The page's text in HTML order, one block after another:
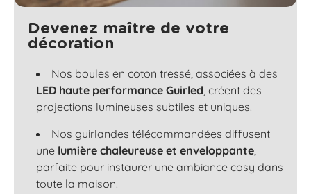
Devenez maître de votre
décoration
Nos boules en coton tressé, associées à des
LED haute performance Guirled , créent des
projections lumineuses subtiles et uniques.
Nos guirlandes télécommandées diffusent
une lumière chaleureuse et enveloppante
parfaite pour instaurer une ambiance cosy dans
toute la maison.